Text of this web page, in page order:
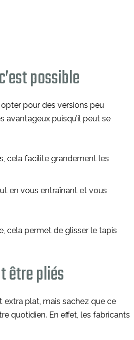
possible
pour des versions peu
puisqu’il peut se
cela facilite grandement les
en vous entraînant et vous
cela permet de glisser le tapis
être pliés
extra plat, mais sachez que ce
quotidien. En effet, les fabricants